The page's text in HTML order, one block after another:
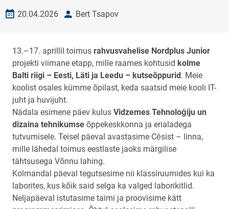
Loomise kuupäev
20.04.2026 autorBert Tsapov
13.–17. aprillil toimus rahvusvahelise Nordplus Junior
projekti viimane etapp, mille raames kohtusid kolme
Balti riigi – Eesti, Läti ja Leedu – kutseõppurid. Meie
koolist osales kümme õpilast, keda saatsid meie kooli IT-
juht ja huvijuht.
Nädala esimene päev kulus Vidzemes Tehnoloģiju un
dizaina tehnikumse õppekeskkonna ja erialadega
tutvumisele. Teisel päeval avastasime Cēsist – linna,
mille lähedal toimus eestlaste jaoks märgilise
tähtsusega Võnnu lahing.
Kolmandal päeval tegutsesime nii klassiruumides kui ka
laborites, kus kõik said selga ka valged laborikitlid.
Neljapäeval istutasime taimi ja proovisime kätt